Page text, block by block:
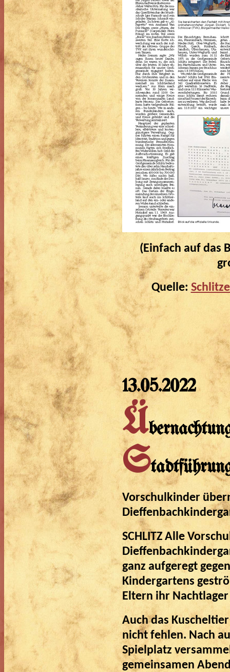
(Einfach auf das
Quelle:
13.05.2022
Ü
S
Vorschulkinder
SCHLITZ Alle
ganz aufgeregt
Kindergartens
Eltern ihr
Auch das
nicht fehlen. Nach
Spielplatz
gemeinsamen